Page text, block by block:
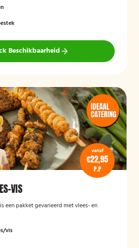
Beschikbaarheid
vanaf
€22,95
P.P
VIS
een pakket gevarieerd met vlees- en
vis